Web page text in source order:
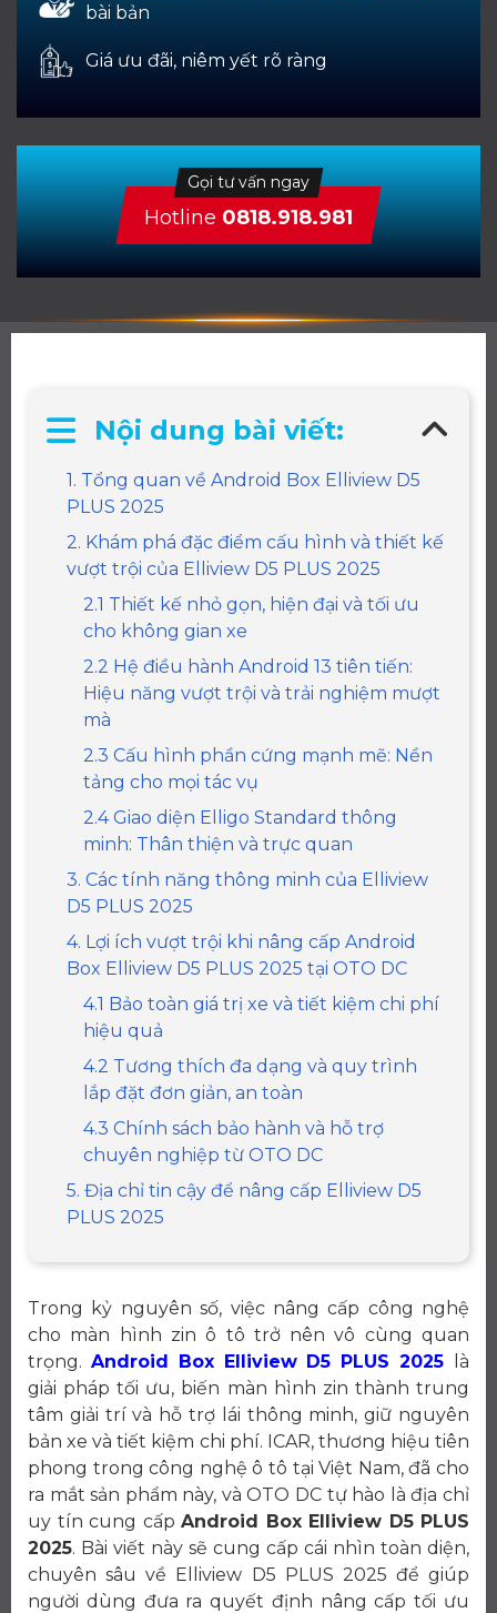
bài bản
Giá ưu đãi, niêm yết rõ ràng
Gọi tư vấn ngay
Hotline 0818.918.981
Nội dung bài viết:
1. Tổng quan về Android Box Elliview D5
PLUS 2025
2. Khám phá đặc điểm cấu hình và thiết kế
vượt trội của Elliview D5 PLUS 2025
2.1 Thiết kế nhỏ gọn, hiện đại và tối ưu
cho không gian xe
2.2 Hệ điều hành Android 13 tiên tiến:
Hiệu năng vượt trội và trải nghiệm mượt
mà
2.3 Cấu hình phần cứng mạnh mẽ: Nền
tảng cho mọi tác vụ
2.4 Giao diện Elligo Standard thông
minh: Thân thiện và trực quan
3. Các tính năng thông minh của Elliview
D5 PLUS 2025
4. Lợi ích vượt trội khi nâng cấp Android
Box Elliview D5 PLUS 2025 tại OTO DC
4.1 Bảo toàn giá trị xe và tiết kiệm chi phí
hiệu quả
4.2 Tương thích đa dạng và quy trình
lắp đặt đơn giản, an toàn
4.3 Chính sách bảo hành và hỗ trợ
chuyên nghiệp từ OTO DC
5. Địa chỉ tin cậy để nâng cấp Elliview D5
PLUS 2025
Trong kỷ nguyên số, việc nâng cấp công nghệ
cho màn hình zin ô tô trở nên vô cùng quan
trọng. Android Box Elliview D5 PLUS 2025
là
giải pháp tối ưu, biến màn hình zin thành trung
tâm giải trí và hỗ trợ lái thông minh, giữ nguyên
bản xe và tiết kiệm chi phí. ICAR, thương hiệu tiên
phong trong công nghệ ô tô tại Việt Nam, đã cho
ra mắt sản phẩm này, và OTO DC tự hào là địa chỉ
uy tín cung cấp Android Box Elliview D5 PLUS
2025. Bài viết này sẽ cung cấp cái nhìn toàn diện,
chuyên sâu về Elliview D5 PLUS 2025 để giúp
người dùng đưa ra quyết định nâng cấp tối ưu